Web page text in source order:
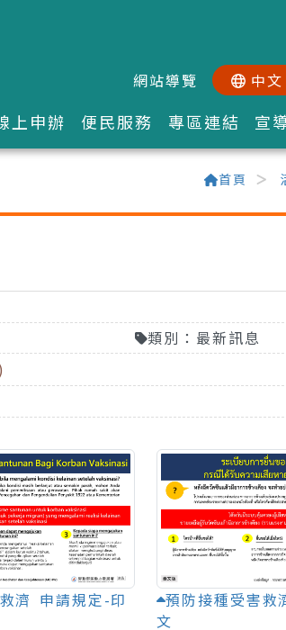
:::網站導覽 中文
上申辦 便民服務 專區連結 宣
首頁
類別：最新訊息
濟 申請規定-印
預防接種受害救
文